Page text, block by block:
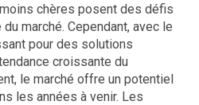
chères posent des défis
marché. Cependant, avec le
pour des solutions
croissante du
le marché offre un potentiel
les années à venir. Les